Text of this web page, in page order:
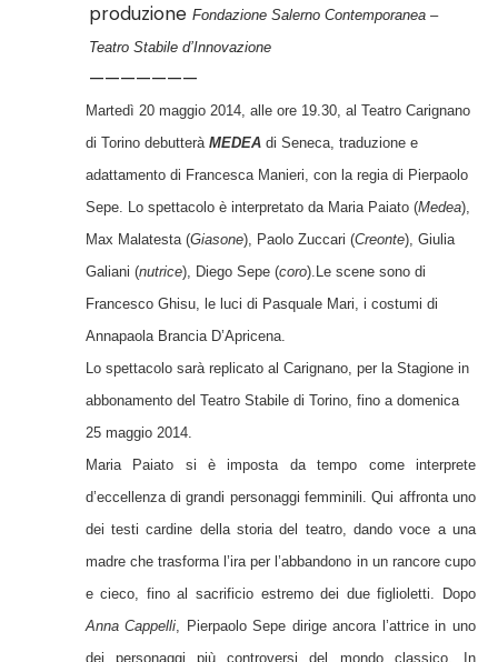
produzioneFondazione Salerno Contemporanea –
Teatro Stabile d’Innovazione
———————
Martedì 20 maggio 2014, alle ore 19.30, al Teatro Carignano
di Torino debutterà MEDEA di Seneca, traduzione e
adattamento di Francesca Manieri, con la regia di Pierpaolo
Sepe. Lo spettacolo è interpretato da Maria Paiato (Medea),
Max Malatesta (Giasone), Paolo Zuccari (Creonte), Giulia
Galiani (nutrice), Diego Sepe (coro). Le scene sono di
Francesco Ghisu, le luci di Pasquale Mari, i costumi di
Annapaola Brancia D’Apricena.
Lo spettacolo sarà replicato al Carignano, per la Stagione in
abbonamento del Teatro Stabile di Torino, fino a domenica
25 maggio 2014.
Maria Paiato si è imposta da tempo come interprete
d’eccellenza di grandi personaggi femminili. Qui affronta uno
dei testi cardine della storia del teatro, dando voce a una
madre che trasforma l’ira per l’abbandono in un rancore cupo
e cieco, fino al sacrificio estremo dei due figlioletti. Dopo
Anna Cappelli, Pierpaolo Sepe dirige ancora l’attrice in uno
dei personaggi più controversi del mondo classico. In